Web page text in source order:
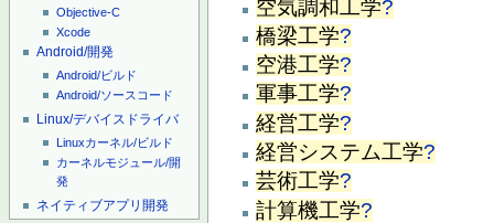
Objective-C
Xcode
Android/開発
Android/ビルド
Android/ソースコード
Linux/デバイスドライバ
Linuxカーネル/ビルド
カーネルモジュール/開
発
ネイティブアプリ開発
空気調和工学?
橋梁工学?
空港工学?
軍事工学?
経営工学?
経営システム工学?
芸術工学?
計算機工学?